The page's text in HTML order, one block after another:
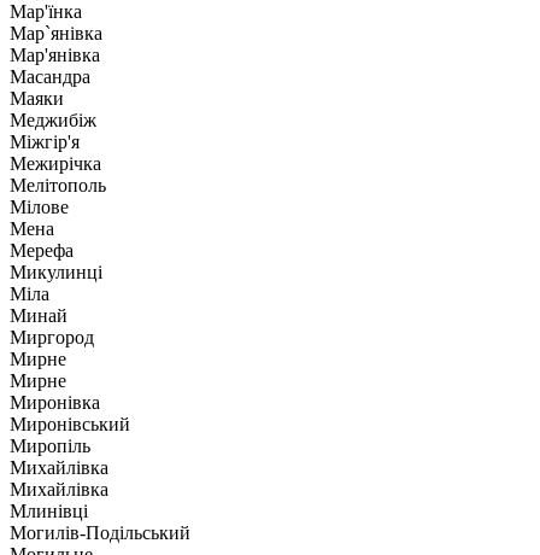
Мар'їнка
Мар`янівка
Мар'янівка
Масандра
Маяки
Меджибіж
Міжгір'я
Межирічка
Мелітополь
Мілове
Мена
Мерефа
Микулинці
Міла
Минай
Миргород
Мирне
Мирне
Миронівка
Миронівський
Миропіль
Михайлівка
Михайлівка
Млинівці
Могилів-Подільський